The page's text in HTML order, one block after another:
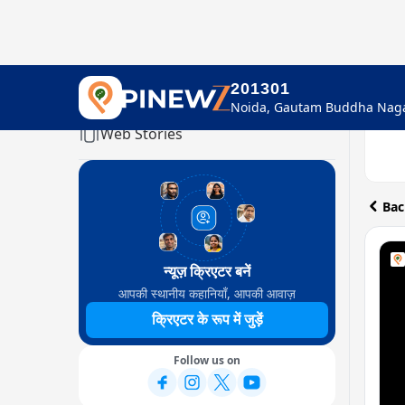
201301
Home
Web Stories
न्यूज़ क्रिएटर बनें
आपकी स्थानीय कहानियाँ, आपकी आवाज़
क्रिएटर के रूप में जुड़ें
Follow us on